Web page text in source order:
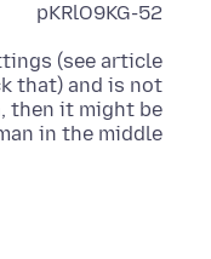
pKRlO9KG-52
(see article
that) and is not
then it might be
in the middle."